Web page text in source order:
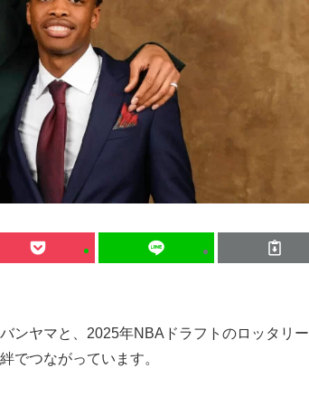
ンヤマと、2025年NBAドラフトのロッタリー
でつながっています。